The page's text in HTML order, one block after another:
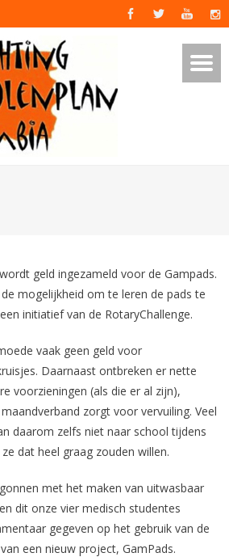
geld ingezameld voor de Gampads.
mogelijkheid om te leren de pads te
initiatief van de RotaryChallenge.
vaak geen geld voor
Daarnaast ontbreken er nette
voorzieningen (als die er al zijn),
zorgt voor vervuiling. Veel
daarom zelfs niet naar school tijdens
dat heel graag zouden willen.
met het maken van uitwasbaar
dit onze vier medisch studentes
gegeven op het gebruik van de
een nieuw project, GamPads.